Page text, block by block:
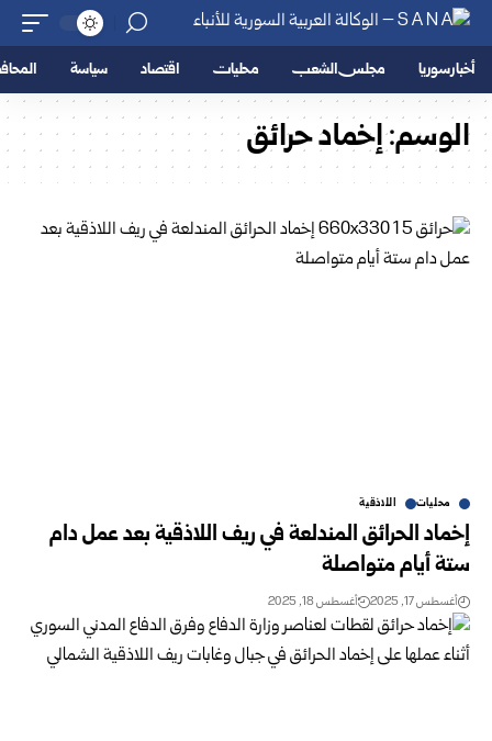
أخبار سوريا مجلس الشعب محليات اقتصاد سياسة
الوسم:إخماد حرائق
محليات اللاذقية
إخماد الحرائق المندلعة في ريف اللاذقية بعد عمل دام
ستة أيام متواصلة
أغسطس 17, 2025 أغسطس 18, 2025